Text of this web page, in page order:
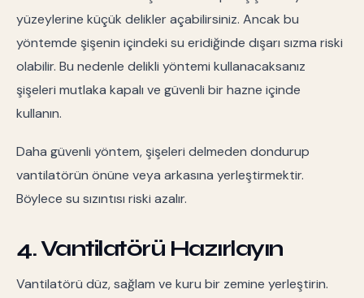
yüzeylerine küçük delikler açabilirsiniz. Ancak bu
yöntemde şişenin içindeki su eridiğinde dışarı sızma riski
olabilir. Bu nedenle delikli yöntemi kullanacaksanız
şişeleri mutlaka kapalı ve güvenli bir hazne içinde
kullanın.
Daha güvenli yöntem, şişeleri delmeden dondurup
vantilatörün önüne veya arkasına yerleştirmektir.
Böylece su sızıntısı riski azalır.
4. Vantilatörü Hazırlayın
Vantilatörü düz, sağlam ve kuru bir zemine yerleştirin.